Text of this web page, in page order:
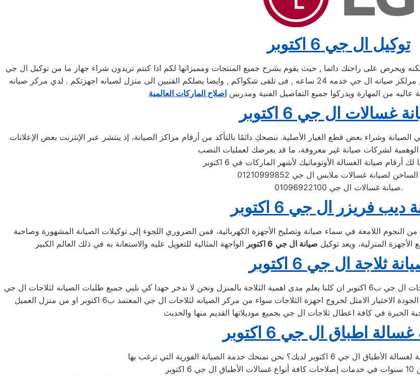
توكيل ال جي 6 اكتوبر
على راحتك دائما , حيث يقوم بشرح جميع المنتجات ومميزاتها لكم اذا كنتم تريدون شراء جهاز ما من توكيل ال جي
, كما توفر لكم مرلكز صيانه ال جي خدمه 24 ساعه , فى تلقى شكواكم , وايضا يصلكم الفنيين الى منزل لصيانه اجهزتكم . لدي مركز صيانه
اصلاح الماركات العالمية
غسالات ال جي 6 اكتوبر
وشراء بعض قطع الغيار الأصلية. ننصحكِ دائمًا بالتأكد من أرقام مراكز الصيانة، إذ ينتشر عبر الإنترنت بعض الإعلانات
صيانة غسالات ال جي 01096922100.
ديب فريزر ال جي 6 اكتوبر
من النجوم اللامعة في سماء صيانة وتصليح الأجهزة الكهربائية، فمن الضروري اللجوء إلى توكيلات الصيانة المشهورة وصاحبة
المنزلية، ويعد توكيل صيانة ال جي 6 اكتوبر
ثلاجة ال جي 6 اكتوبر
اطباق ال جي 6 اكتوبر